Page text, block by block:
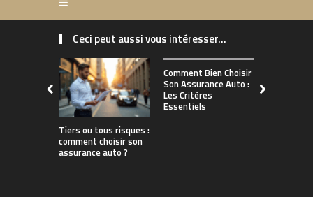
Ceci peut aussi vous intéresser...
Tiers ou tous risques :
comment choisir son
assurance auto ?
Comment Bien Choisir
Son Assurance Auto :
Les Critères
Essentiels